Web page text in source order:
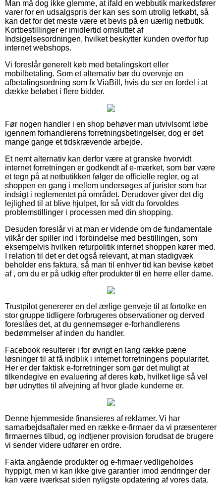
Man må dog ikke glemme, at ifald en webbutik markedsfører
varer for en udsalgspris der kan ses som utrolig letkøbt, så
kan det for det meste være et bevis på en uærlig netbutik.
Kortbestillinger er imidlertid omsluttet af
Indsigelsesordningen, hvilket beskytter kunden overfor fup
internet webshops.
Vi foreslår generelt køb med betalingskort eller
mobilbetaling. Som et alternativ bør du overveje en
afbetalingsordning som fx ViaBill, hvis du ser en fordel i at
dække beløbet i flere bidder.
Før nogen handler i en shop behøver man utvivlsomt løbe
igennem forhandlerens forretningsbetingelser, dog er det
mange gange et tidskrævende arbejde.
Et nemt alternativ kan derfor være at granske hvorvidt
internet forretningen er godkendt af e-mærket, som bør være
et tegn på at netbutikken følger de officielle regler, og at
shoppen en gang i mellem undersøges af jurister som har
indsigt i reglementet på området. Derudover giver det dig
lejlighed til at blive hjulpet, for så vidt du forvoldes
problemstillinger i processen med din shopping.
Desuden foreslår vi at man er vidende om de fundamentale
vilkår der spiller ind i forbindelse med bestillingen, som
eksempelvis hvilken returpolitik internet shoppen kører med.
I relation til det er det også relevant, at man stadigvæk
beholder ens faktura, så man til enhver tid kan bevise købet
af , om du er på udkig efter produkter til en herre eller dame.
Trustpilot genererer en del ærlige genveje til at fortolke en
stor gruppe tidligere forbrugeres observationer og derved
foreslåes det, at du gennemsøger e-forhandlerens
bedømmelser af inden du handler.
Facebook resulterer i for øvrigt en lang række pæne
løsninger til at få indblik i internet forretningens popularitet.
Her er der faktisk e-forretninger som gør det muligt at
tilkendegive en evaluering af deres køb, hvilket lige så vel
bør udnyttes til afvejning af hvor glade kunderne er.
Denne hjemmeside finansieres af reklamer. Vi har
samarbejdsaftaler med en række e-firmaer da vi præsenterer
firmaernes tilbud, og indtjener provision forudsat de brugere
vi sender videre udfører en ordre.
Fakta angående produkter og e-firmaer vedligeholdes
hyppigt, men vi kan ikke give garantier imod ændringer der
kan være iværksat siden nyligste opdatering af vores data.